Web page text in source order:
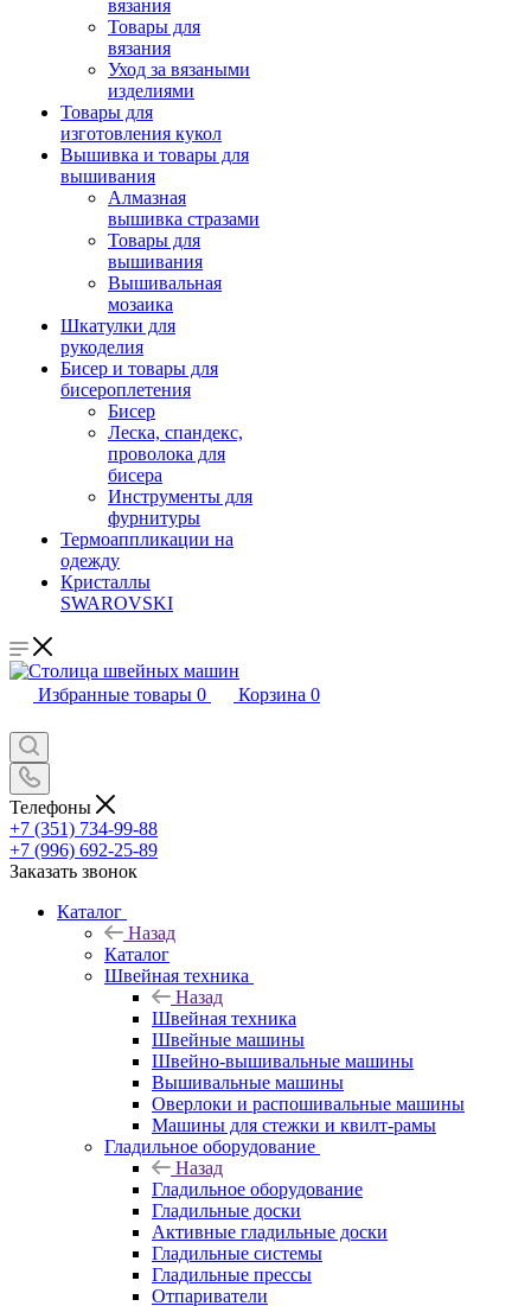
вязания
Товары для
вязания
Уход за вязаными
изделиями
Товары для
изготовления кукол
Вышивка и товары для
вышивания
Алмазная
вышивка стразами
Товары для
вышивания
Вышивальная
мозаика
Шкатулки для
рукоделия
Бисер и товары для
бисероплетения
Бисер
Леска, спандекс,
проволока для
бисера
Инструменты для
фурнитуры
Термоаппликации на
одежду
Кристаллы
SWAROVSKI
Избранные товары 0 Корзина 0
Телефоны
+7 (351) 734-99-88
+7 (996) 692-25-89
Заказать звонок
Каталог
Назад
Каталог
Швейная техника
Назад
Швейная техника
Швейные машины
Швейно-вышивальные машины
Вышивальные машины
Оверлоки и распошивальные машины
Машины для стежки и квилт-рамы
Гладильное оборудование
Назад
Гладильное оборудование
Гладильные доски
Активные гладильные доски
Гладильные системы
Гладильные прессы
Отпариватели